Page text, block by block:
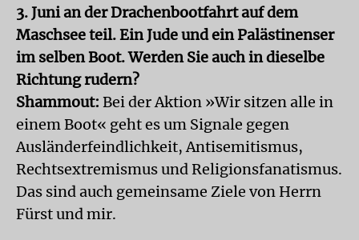
3. Juni an der Drachenbootfahrt auf dem
Maschsee teil. Ein Jude und ein Palästinenser
im selben Boot. Werden Sie auch in dieselbe
Richtung rudern?
Shammout: Bei der Aktion »Wir sitzen alle in
einem Boot« geht es um Signale gegen
Ausländerfeindlichkeit, Antisemitismus,
Rechtsextremismus und Religionsfanatismus.
Das sind auch gemeinsame Ziele von Herrn
Fürst und mir.